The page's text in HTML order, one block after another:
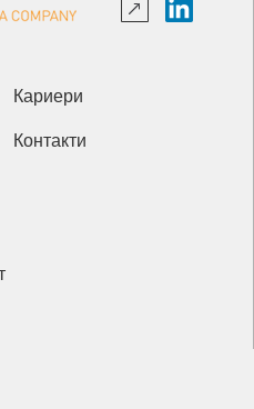
Кариери
Контакти